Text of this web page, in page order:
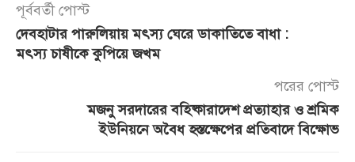
পূর্ববর্তী পোস্ট
দেবহাটার পারুলিয়ায় মৎস্য ঘেরে ডাকাতিতে বাধা :
মৎস্য চাষীকে কুপিয়ে জখম
পরের পোস্ট
মজনু সরদারের বহিষ্কারাদেশ প্রত্যাহার ও শ্রমিক
ইউনিয়নে অবৈধ হস্তক্ষেপের প্রতিবাদে বিক্ষোভ